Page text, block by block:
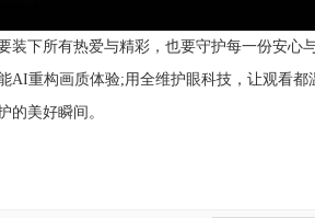
下所有热爱与精彩，也要守护每一份安心
AI重构画质体验;用全维护眼科技，让观看都
的美好瞬间。